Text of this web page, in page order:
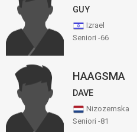
GUY
Izrael
Seniori -66
HAAGSMA
DAVE
Nizozemska
Seniori -81